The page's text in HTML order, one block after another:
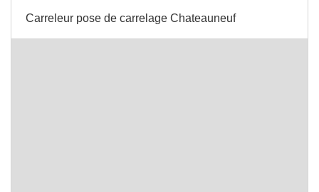
Carreleur pose de carrelage Chateauneuf